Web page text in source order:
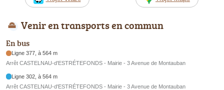
Venir en transports en commun
En bus
Ligne 377, à 564 m
Arrêt CASTELNAU-d'ESTRÉTEFONDS - Mairie - 3 Avenue de Montauban
Ligne 302, à 564 m
Arrêt CASTELNAU-d'ESTRÉTEFONDS - Mairie - 3 Avenue de Montauban